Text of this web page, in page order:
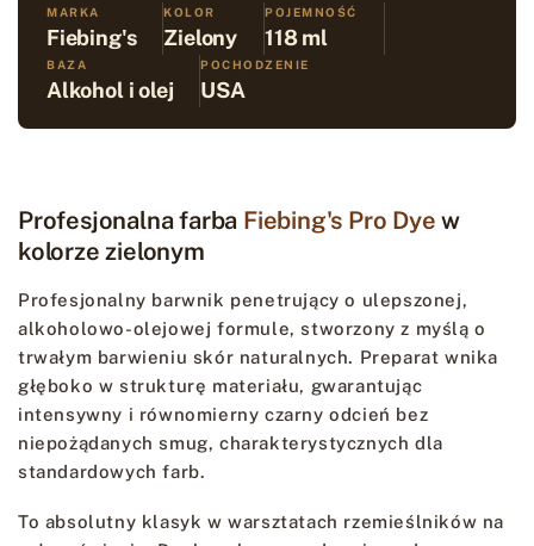
MARKA
Fiebing's
KOLOR
Zielony
POJEMNOŚĆ
118 ml
BAZA
Alkohol i olej
POCHODZENIE
USA
Profesjonalna farba Fiebing's Pro Dye w
kolorze zielonym
Profesjonalny barwnik penetrujący o ulepszonej,
alkoholowo-olejowej formule, stworzony z myślą o
trwałym barwieniu skór naturalnych. Preparat wnika
głęboko w strukturę materiału, gwarantując
intensywny i równomierny czarny odcień bez
niepożądanych smug, charakterystycznych dla
standardowych farb.
To absolutny klasyk w warsztatach rzemieślników na